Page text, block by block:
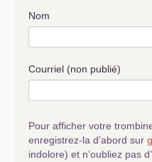
Nom
Courriel (non publié)
Pour afficher votre
enregistrez-la d’abord sur
indolore) et n’oubliez pas